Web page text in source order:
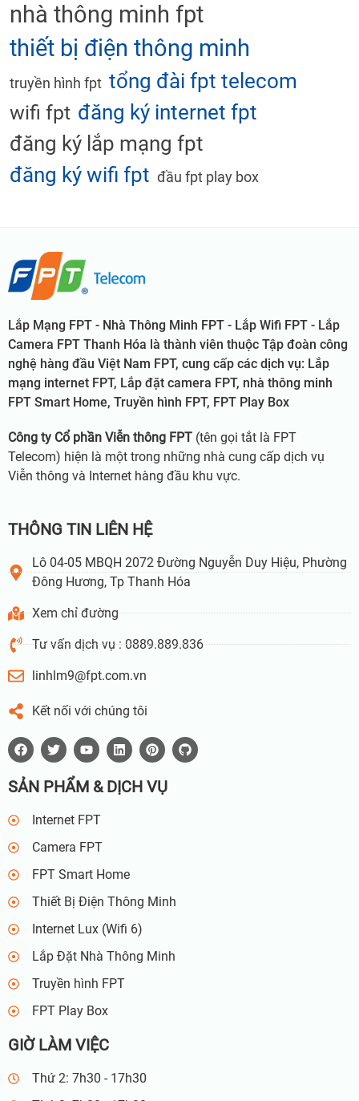
nhà thông minh fpt
thiết bị điện thông minh
truyền hình fpt tổng đài fpt telecom
wifi fpt đăng ký internet fpt
đăng ký lắp mạng fpt
đăng ký wifi fpt đầu fpt play box
Lắp Mạng FPT - Nhà Thông Minh FPT - Lắp Wifi FPT - Lắp
Camera FPT Thanh Hóa là thành viên thuộc Tập đoàn công
nghệ hàng đầu Việt Nam FPT, cung cấp các dịch vụ: Lắp
mạng internet FPT, Lắp đặt camera FPT, nhà thông minh
FPT Smart Home, Truyền hình FPT, FPT Play Box
Công ty Cổ phần Viễn thông FPT (tên gọi tắt là FPT
Telecom) hiện là một trong những nhà cung cấp dịch vụ
Viễn thông và Internet hàng đầu khu vực.
THÔNG TIN LIÊN HỆ
Lô 04-05 MBQH 2072 Đường Nguyễn Duy Hiệu, Phường
Đông Hương, Tp Thanh Hóa
Xem chỉ đường
Tư vấn dịch vụ : 0889.889.836
linhlm9@fpt.com.vn
Kết nối với chúng tôi
SẢN PHẨM & DỊCH VỤ
Internet FPT
Camera FPT
FPT Smart Home
Thiết Bị Điện Thông Minh
Internet Lux (Wifi 6)
Lắp Đặt Nhà Thông Minh
Truyền hình FPT
FPT Play Box
GIỜ LÀM VIỆC
Thứ 2: 7h30 - 17h30